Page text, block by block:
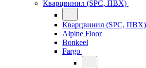
Кварцвинил (SPC, ПВХ)
Кварцвинил (SPC, ПВХ)
Alpine Floor
Bonkeel
Fargo